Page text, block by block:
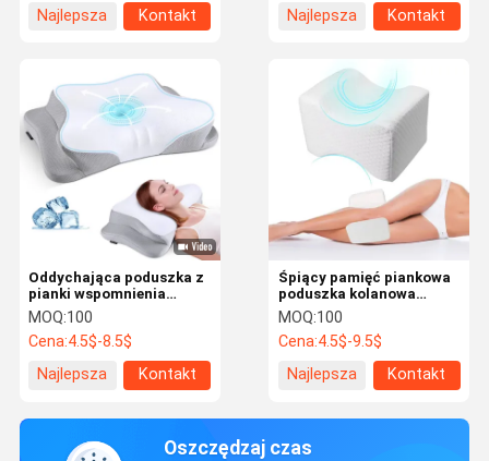
Najlepsza
Kontakt
Najlepsza
Kontakt
Oddychająca poduszka z
pianki wspomnienia
ortopedycznej do
głębokiego snu Poduszka
ortopedyczna dla motyli
MOQ:100
Cena:4.5$-8.5$
Najlepsza
Kontakt
Śpiący pamięć piankowa
poduszka kolanowa
ergonomiczne kontury
nogi i kolana poduszka
MOQ:100
Cena:4.5$-9.5$
Najlepsza
Kontakt
Oszczędzaj czas